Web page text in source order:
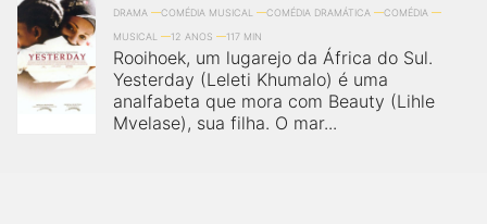
DRAMA COMÉDIA MUSICAL COMÉDIA DRAMÁTICA
COMÉDIA
MUSICAL
12 ANOS 117 MIN
Rooihoek, um lugarejo da África do Sul.
Yesterday (Leleti Khumalo) é uma
analfabeta que mora com Beauty (Lihle
Mvelase), sua filha. O mar...